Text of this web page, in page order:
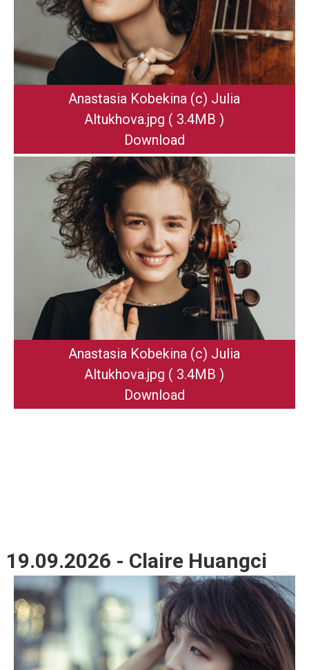
Anastasia Kobekina (c) Julia
Altukhova.jpg ( 3.4MB )
Download
Anastasia Kobekina (c) Julia
Altukhova.jpg ( 3.4MB )
Download
19.09.2026 - Claire Huangci